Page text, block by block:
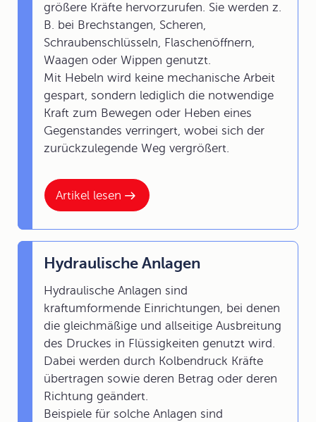
Artikel lesen
größere Kräfte hervorzurufen. Sie werden z.
B. bei Brechstangen, Scheren,
Schraubenschlüsseln, Flaschenöffnern,
Waagen oder Wippen genutzt.
Mit Hebeln wird keine mechanische Arbeit
gespart, sondern lediglich die notwendige
Kraft zum Bewegen oder Heben eines
Gegenstandes verringert, wobei sich der
zurückzulegende Weg vergrößert.
Hydraulische Anlagen
Hydraulische Anlagen sind
kraftumformende Einrichtungen, bei denen
die gleichmäßige und allseitige Ausbreitung
des Druckes in Flüssigkeiten genutzt wird.
Dabei werden durch Kolbendruck Kräfte
übertragen sowie deren Betrag oder deren
Richtung geändert.
Beispiele für solche Anlagen sind